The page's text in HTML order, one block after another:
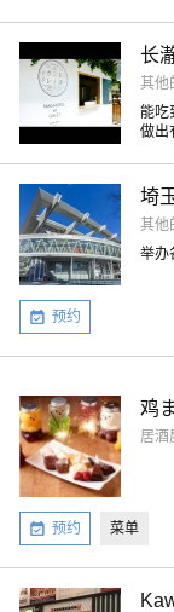
长
其他
能吃
做出
埼
其他
举办
预约
鸡
居酒
预约 菜单